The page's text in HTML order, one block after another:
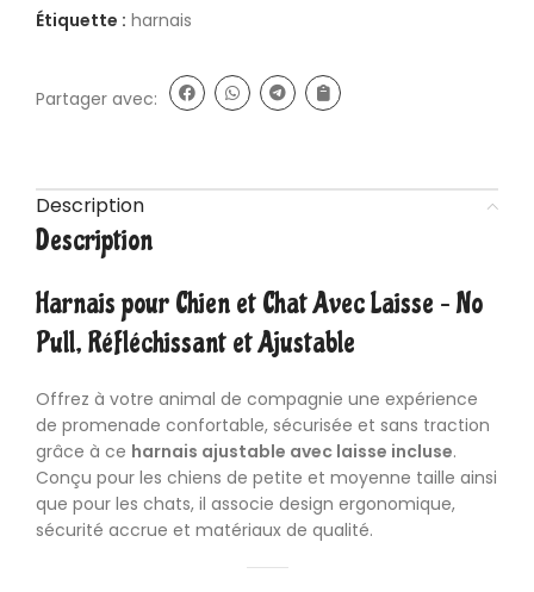
Étiquette : harnais
Partager avec:
Description
Description
Harnais pour Chien et Chat Avec Laisse – No
Pull, Réfléchissant et Ajustable
Offrez à votre animal de compagnie une expérience
de promenade confortable, sécurisée et sans traction
grâce à ce harnais ajustable avec laisse incluse.
Conçu pour les chiens de petite et moyenne taille ainsi
que pour les chats, il associe design ergonomique,
sécurité accrue et matériaux de qualité.